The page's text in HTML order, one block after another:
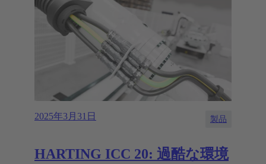
2025年3月31日 製品
HARTING ICC 20: 過酷な環境